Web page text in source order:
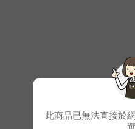
此商品已無法直接於